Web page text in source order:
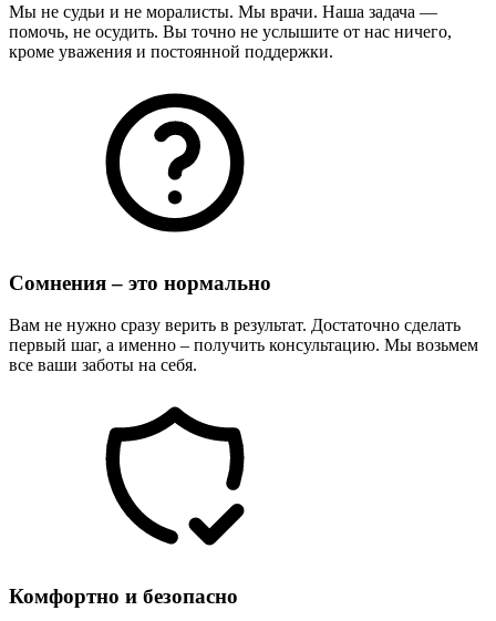
Мы не судьи и не моралисты. Мы врачи. Наша задача —
помочь, не осудить. Вы точно не услышите от нас ничего,
кроме уважения и постоянной поддержки.
Сомнения – это нормально
Вам не нужно сразу верить в результат. Достаточно сделать
первый шаг, а именно – получить консультацию. Мы возьмем
все ваши заботы на себя.
Комфортно и безопасно